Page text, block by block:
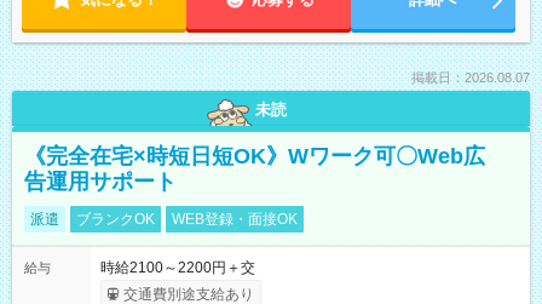
掲載日：2026.08.07
未読
《完全在宅×時短日短OK》Wワーク可〇Web広
告運用サポート
派遣 ブランクOK WEB登録・面接OK
給与
時給2100～2200円＋交
交通費別途支給あり